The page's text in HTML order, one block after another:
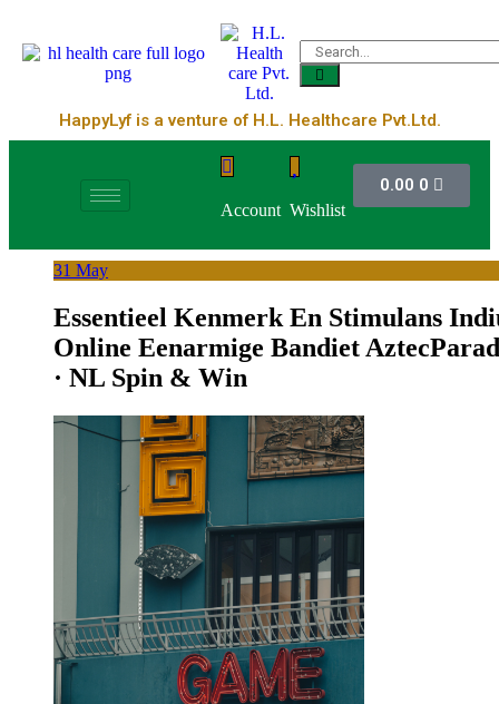
HappyLyf is a venture of H.L. Healthcare Pvt.Ltd.
Account Wishlist
0.00 0
31 May
Essentieel Kenmerk En Stimulans
Online Eenarmige Bandiet
· NL Spin & Win